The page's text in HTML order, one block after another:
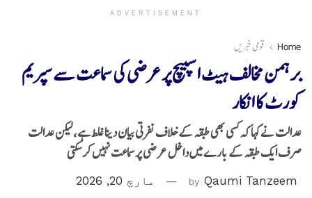
ADVERTISEMENT
Home قومی خبریں
برہمن مخالف ہیٹ اسپیچ پر عرضی کی سماعت سے سپریم
کورٹ کا انکار
عدالت نےکہا کہ کسی بھی طبقہ کے خلاف نفرتی بیان دینا غلط ہے، لیکن عدالت
صرف ایک طبقہ کے بارے میں داخل عرضی پر سماعت نہیں کر سکتی
by Qaumi Tanzeem مارچ 20, 2026